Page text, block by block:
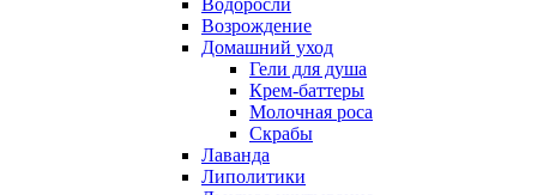
Водоросли
Возрождение
Домашний уход
Гели для душа
Крем-баттеры
Молочная роса
Скрабы
Лаванда
Липолитики